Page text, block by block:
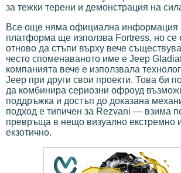
за тежки терени и демонстрация на
Все още няма официална информация
платформа ще използва Fortress, но се
отново да стъпи върху вече
често споменаваното име е Jeep
компанията вече е използвала
Jeep при други свои проекти. Това би
да комбинира сериозни офроуд
поддръжка и достъп до доказана
подход е типичен за Rezvani — взима
превръща в нещо визуално екстремно
екзотично.